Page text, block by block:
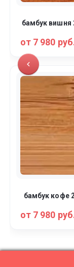
бамбук вишня
от 7 980
бамбук кофе
от 7 980